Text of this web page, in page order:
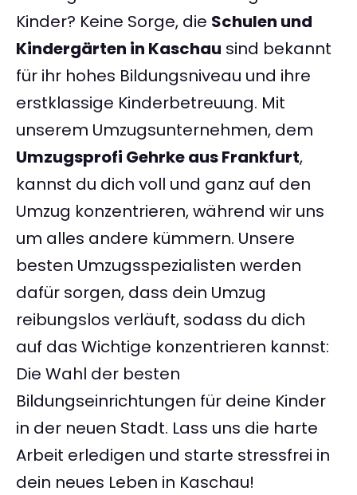
Kinder? Keine Sorge, die Schulen und
Kindergärten in Kaschau sind bekannt
für ihr hohes Bildungsniveau und ihre
erstklassige Kinderbetreuung. Mit
unserem Umzugsunternehmen, dem
Umzugsprofi Gehrke aus Frankfurt,
kannst du dich voll und ganz auf den
Umzug konzentrieren, während wir uns
um alles andere kümmern. Unsere
besten Umzugsspezialisten werden
dafür sorgen, dass dein Umzug
reibungslos verläuft, sodass du dich
auf das Wichtige konzentrieren kannst:
Die Wahl der besten
Bildungseinrichtungen für deine Kinder
in der neuen Stadt. Lass uns die harte
Arbeit erledigen und starte stressfrei in
dein neues Leben in Kaschau!